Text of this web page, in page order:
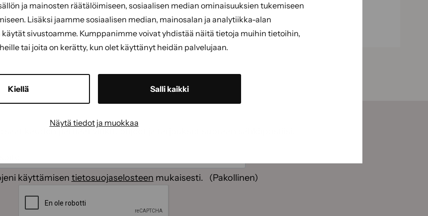
ja mainosten räätälöimiseen, sosiaalisen median ominaisuuksien tukemiseen
Lisäksi jaamme sosiaalisen median, mainosalan ja analytiikka-alan
sivustoamme. Kumppanimme voivat yhdistää näitä tietoja muihin tietoihin,
tai joita on kerätty, kun olet käyttänyt heidän palvelujaan.
Kiellä Salli kaikki
Näytä tiedot ja muokkaa
saat kauden parhaat vinkit, ohjeet ja tarjoukset suoraan sähköpostiisi.
käyttämisen tietosuojaselosteen mukaisesti.
(Pakollinen)